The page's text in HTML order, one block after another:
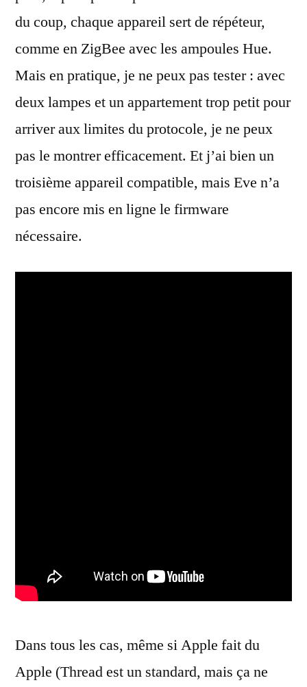
du coup, chaque appareil sert de répéteur,
comme en ZigBee avec les ampoules Hue.
Mais en pratique, je ne peux pas tester : avec
deux lampes et un appartement trop petit pour
arriver aux limites du protocole, je ne peux
pas le montrer efficacement. Et j’ai bien un
troisième appareil compatible, mais Eve n’a
pas encore mis en ligne le firmware
nécessaire.
Dans tous les cas, même si Apple fait du
Apple (Thread est un standard, mais ça ne